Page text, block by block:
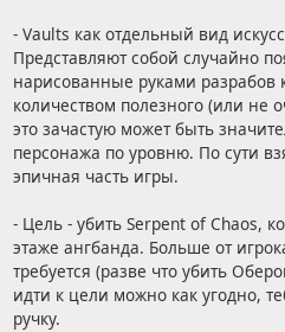
- Vaults как отдельный вид
Представляют собой случайно
нарисованные руками
количеством полезного (или не
это зачастую может быть
персонажа по уровню. По сути
эпичная часть игры.
- Цель - убить Serpent of Chaos,
этаже ангбанда. Больше от
требуется (разве что убить
идти к цели можно как угодно,
ручку.